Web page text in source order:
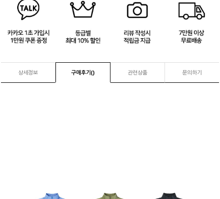
상세정보 구매후기() 관련상품 문의하기